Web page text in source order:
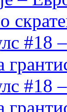
#18
#18